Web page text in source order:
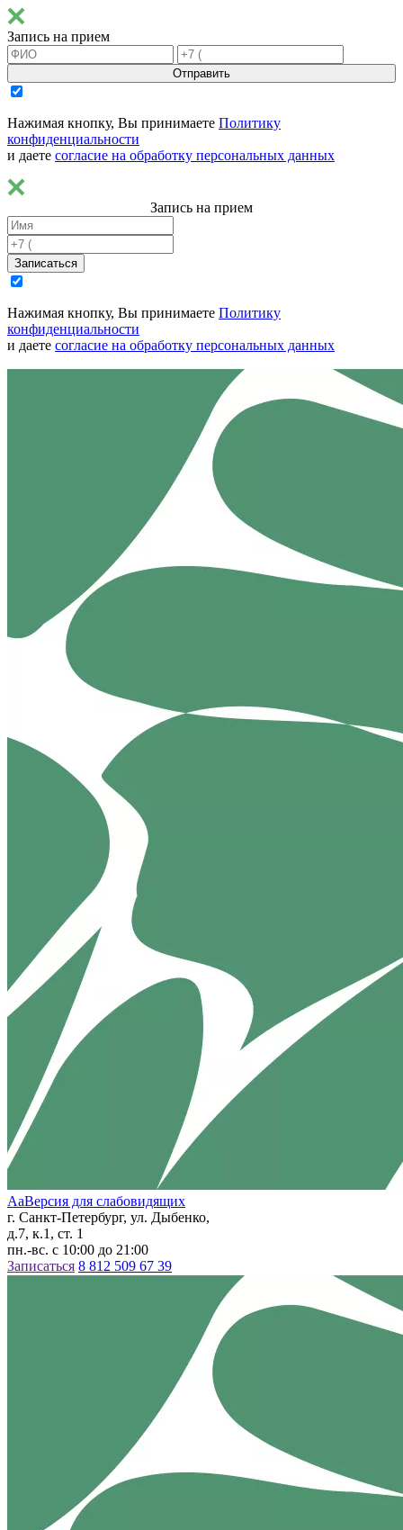
Запись на прием
Отправить
Нажимая кнопку, Вы принимаете Политику
конфиденциальности
и даете согласие на обработку персональных данных
Запись на прием
Записаться
Нажимая кнопку, Вы принимаете Политику
конфиденциальности
и даете согласие на обработку персональных данных
AaВерсия для слабовидящих
г. Санкт-Петербург, ул. Дыбенко,
д.7, к.1, ст. 1
пн.-вс. с 10:00 до 21:00
Записаться 8 812 509 67 39